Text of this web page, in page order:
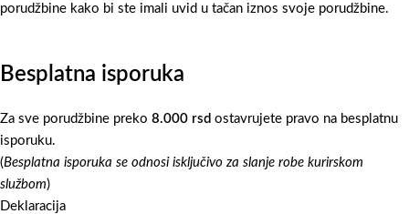
porudžbine kako bi ste imali uvid u tačan iznos svoje porudžbine.
Besplatna isporuka
Za sve porudžbine preko 8.000 rsd ostavrujete pravo na besplatnu
isporuku.
(Besplatna isporuka se odnosi isključivo za slanje robe kurirskom
službom)
Deklaracija